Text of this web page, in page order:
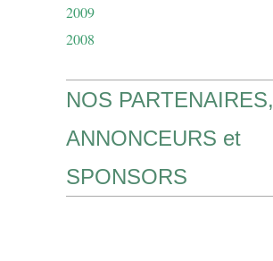
2009
2008
NOS PARTENAIRES,
ANNONCEURS et
SPONSORS